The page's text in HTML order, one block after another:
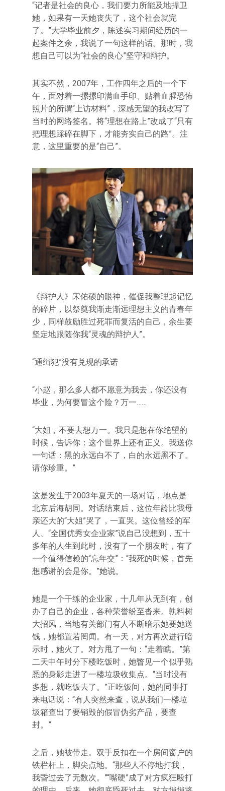
“记者是社会的良心，我们要力所能及地捍卫
她，如果有一天她丧失了，这个社会就完
了。”大学毕业前夕，陈述实习期间经历的一
起案件之余，我说了一句这样的话。那时，我
想自己可以为“社会的良心”坚守和辩护。
其实不然，2007年，工作四年之后的一个下
午，面对着一摞摞印满血手印、贴着血腥恐怖
照片的所谓“上访材料”，深感无望的我改写了
当时的网络签名。将“理想在路上”改成了“只有
把理想踩碎在脚下，才能夯实自己的路”。注
意，这里重要的是“自己”。
《辩护人》宋佑硕的眼神，催促我整理起记忆
的碎片，以祭奠我渐走渐远理想主义的青春年
少，同样鼓励胜过死罪而复活的自己，余生要
坚定地跟随你我“灵魂的辩护人”。
“通缉犯”没有兑现的承诺
“小赵，那么多人都不愿意为我去，你还没有
毕业，为何要冒这个险？万一……
“大姐，不要去想万一。我只是想在你绝望的
时候，告诉你：这个世界上还有正义。我送你
一句话：黑的永远白不了，白的永远黑不了。
请你珍重。”
这是发生于2003年夏天的一场对话，地点是
北京后海胡同。对话结束后，这位年龄比我母
亲还大的“大姐”哭了，一直哭。这位曾经的军
人、“全国优秀女企业家”说自己没想到，五十
多年的人生到此时，没有了一个朋友时，有了
一个值得信赖的“忘年交”：“我死的时候，首先
想感谢的会是你。”她说。
她是一个干练的企业家，十几年从无到有，创
办了自己的企业，各种荣誉纷至沓来。孰料树
大招风，当地有关部门有人不断暗示她要她送
钱，她都置若罔闻。有一天，对方再次进行暗
示时，她火了。对方甩了一句：“走着瞧。”第
二天中午时分下楼吃饭时，她瞥见一个似乎熟
悉的身影走进了一楼垃圾收集点。“当时没有
多想，就吃饭去了。”正吃饭间，她的同事打
来电话说：“有人突然来查，说从我们一楼垃
圾箱查出了要销毁的假冒伪劣产品，要查
封。”
之后，她被带走。双手反扣在一个房间窗户的
铁栏杆上，脚尖点地。“那些人不停地打我，
我昏过去了无数次。”“嘴硬”成了对方疯狂殴打